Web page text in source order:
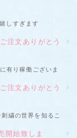
しすぎます
注文ありがとう
有り稼働ございま
注文ありがとう
繍の世界を知るこ
始致しま